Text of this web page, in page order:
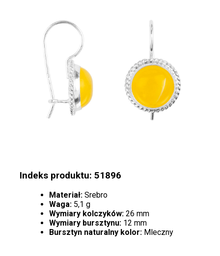
Indeks produktu: 51896
Materiał: Srebro
Waga: 5,1 g
Wymiary kolczyków: 26 mm
Wymiary bursztynu: 12 mm
Bursztyn naturalny kolor: Mleczny